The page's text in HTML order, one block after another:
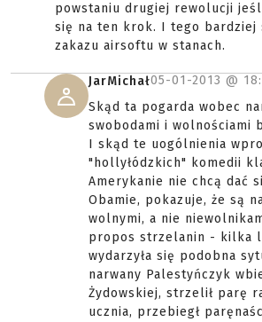
powstaniu drugiej rewolucji
się na ten krok. I tego bardziej
zakazu airsoftu w stanach.
JarMichał05-01-2013 @
Skąd ta pogarda wobec
swobodami i wolnościami
I skąd te uogólnienia
"hollyłódzkich" komedii
Amerykanie nie chcą dać
Obamie, pokazuje, że są
wolnymi, a nie
propos strzelanin - kilka
wydarzyła się podobna
narwany Palestyńczyk
Żydowskiej, strzelił parę
ucznia, przebiegł